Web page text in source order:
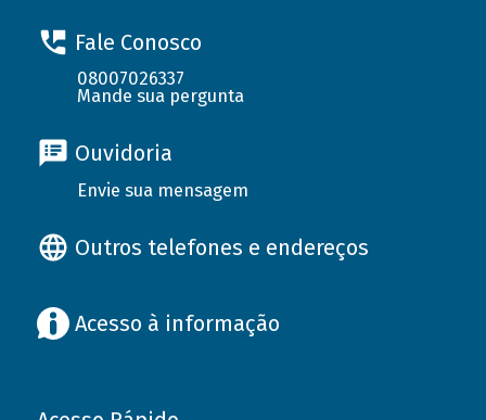
Fale Conosco
08007026337
Mande sua pergunta
Ouvidoria
Envie sua mensagem
Outros telefones e endereços
Acesso à informação